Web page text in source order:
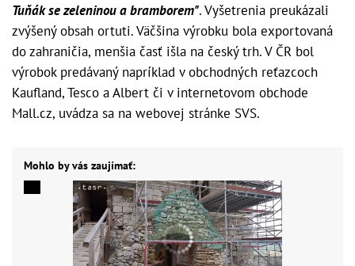
Tuňák se zeleninou a bramborem". Vyšetrenia preukázali
zvýšený obsah ortuti. Väčšina výrobku bola exportovaná
do zahraničia, menšia časť išla na český trh. V ČR bol
výrobok predávaný napríklad v obchodných reťazcoch
Kaufland, Tesco a Albert či v internetovom obchode
Mall.cz, uvádza sa na webovej stránke SVS.
Mohlo by vás zaujímať: